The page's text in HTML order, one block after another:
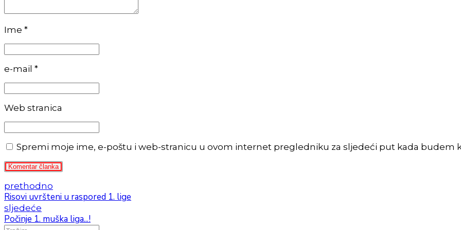
Ime *
e-mail *
Web stranica
Spremi moje ime, e-poštu i web-stranicu u ovom internet pregledniku za sljedeći put kada budem
Komentar članka
prethodno
Risovi uvršteni u raspored 1. lige
sljedeće
Počinje 1. muška liga...!